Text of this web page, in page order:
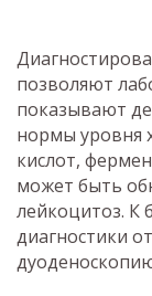
позволяют
показывают
нормы уровня
кислот,
может быть
лейкоцитоз.
диагностики